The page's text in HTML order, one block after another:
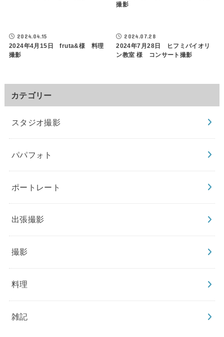
撮影
2024.04.15
2024年4月15日 fruta&様 料理
撮影
2024.07.28
2024年7月28日 ヒフミバイオリ
ン教室 様 コンサート撮影
カテゴリー
スタジオ撮影
パパフォト
ポートレート
出張撮影
撮影
料理
雑記